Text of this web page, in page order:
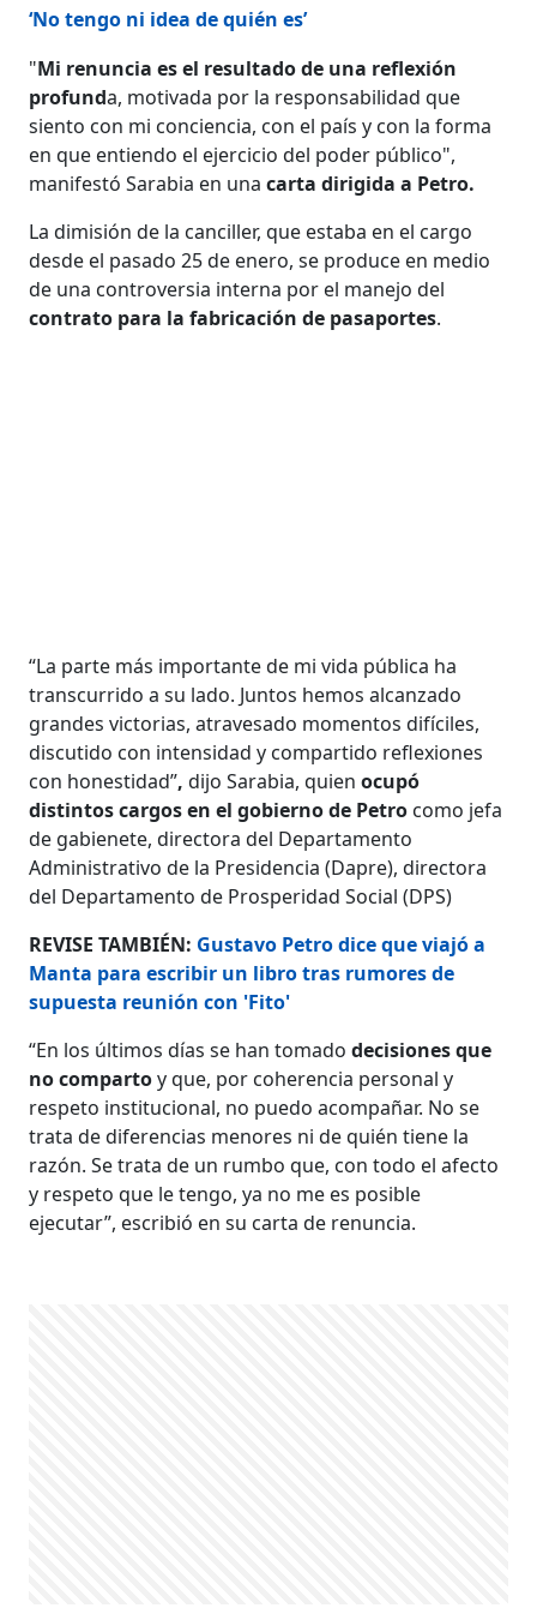
‘No tengo ni idea de quién es’
"Mi renuncia es el resultado de una reflexión
profunda, motivada por la responsabilidad que
siento con mi conciencia, con el país y con la forma
en que entiendo el ejercicio del poder público",
manifestó Sarabia en unacarta dirigida a Petro.
La dimisión de la canciller, que estaba en el cargo
desde el pasado 25 de enero, se produce en medio
de una controversia interna por el manejo del
contrato para la fabricación de pasaportes.
“La parte más importante de mi vida pública ha
transcurrido a su lado. Juntos hemos alcanzado
grandes victorias, atravesado momentos difíciles,
discutido con intensidad y compartido reflexiones
con honestidad”, dijo Sarabia, quienocupó
distintos cargos en el gobierno de Petro como jefa
de gabienete, directora del Departamento
Administrativo de la Presidencia (Dapre), directora
del Departamento de Prosperidad Social (DPS)
REVISE TAMBIÉN: Gustavo Petro dice que viajó a
Manta para escribir un libro tras rumores de
supuesta reunión con 'Fito'
“En los últimos días se han tomadodecisiones que
no compartoy que, por coherencia personal y
respeto institucional, no puedo acompañar. No se
trata de diferencias menores ni de quién tiene la
razón. Se trata de un rumbo que, con todo el afecto
y respeto que le tengo, ya no me es posible
ejecutar”, escribió en su carta de renuncia.